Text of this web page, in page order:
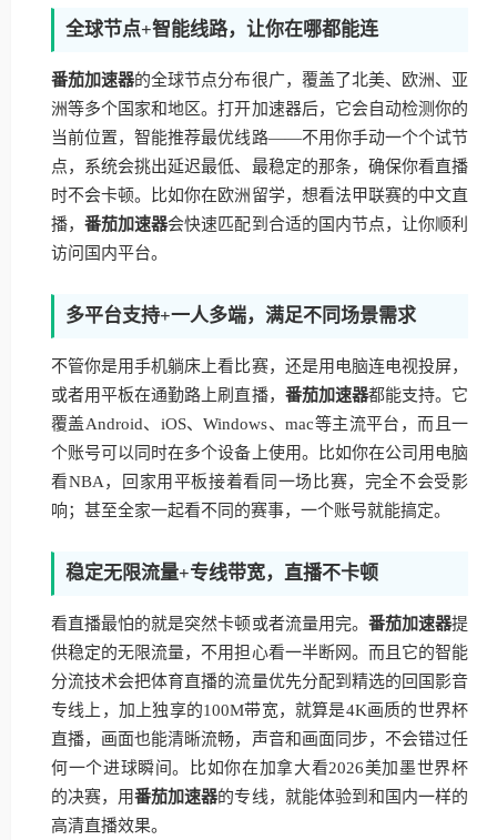
全球节点+智能线路，让你在哪都能连
番茄加速器的全球节点分布很广，覆盖了北美、欧洲、亚
洲等多个国家和地区。打开加速器后，它会自动检测你的
当前位置，智能推荐最优线路——不用你手动一个个试节
点，系统会挑出延迟最低、最稳定的那条，确保你看直播
时不会卡顿。比如你在欧洲留学，想看法甲联赛的中文直
播，番茄加速器会快速匹配到合适的国内节点，让你顺利
访问国内平台。
多平台支持+一人多端，满足不同场景需求
不管你是用手机躺床上看比赛，还是用电脑连电视投屏，
或者用平板在通勤路上刷直播， 番茄加速器都能支持。它
覆盖Android、iOS、Windows、mac等主流平台，而且一
个账号可以同时在多个设备上使用。比如你在公司用电脑
看NBA，回家用平板接着看同一场比赛，完全不会受影
响；甚至全家一起看不同的赛事，一个账号就能搞定。
稳定无限流量+专线带宽，直播不卡顿
看直播最怕的就是突然卡顿或者流量用完。 番茄加速器提
供稳定的无限流量，不用担心看一半断网。而且它的智能
分流技术会把体育直播的流量优先分配到精选的回国影音
专线上，加上独享的100M带宽，就算是4K画质的世界杯
直播，画面也能清晰流畅，声音和画面同步，不会错过任
何一个进球瞬间。比如你在加拿大看2026美加墨世界杯
的决赛，用番茄加速器的专线，就能体验到和国内一样的
高清直播效果。